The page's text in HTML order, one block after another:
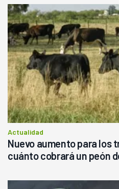
Actualidad
Nuevo aumento para los
cuánto cobrará un peón